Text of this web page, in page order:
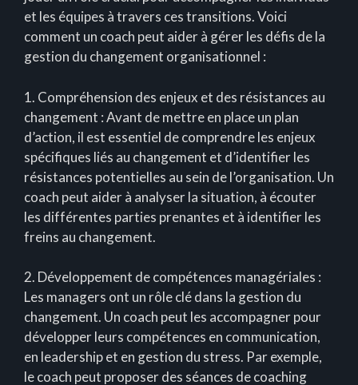
et les équipes à travers ces transitions. Voici
comment un coach peut aider à gérer les défis de la
gestion du changement organisationnel :
1. Compréhension des enjeux et des résistances au
changement : Avant de mettre en place un plan
d’action, il est essentiel de comprendre les enjeux
spécifiques liés au changement et d’identifier les
résistances potentielles au sein de l’organisation. Un
coach peut aider à analyser la situation, à écouter
les différentes parties prenantes et à identifier les
freins au changement.
2. Développement de compétences managériales :
Les managers ont un rôle clé dans la gestion du
changement. Un coach peut les accompagner pour
développer leurs compétences en communication,
en leadership et en gestion du stress. Par exemple,
le coach peut proposer des séances de coaching